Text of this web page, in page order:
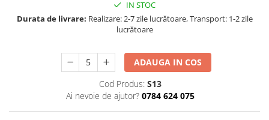
IN STOC
Durata de livrare: Realizare: 2-7 zile lucrătoare, Transport: 1-2 zile
lucrătoare
ADAUGA IN COS
Cod Produs: S13
Ai nevoie de ajutor? 0784 624 075